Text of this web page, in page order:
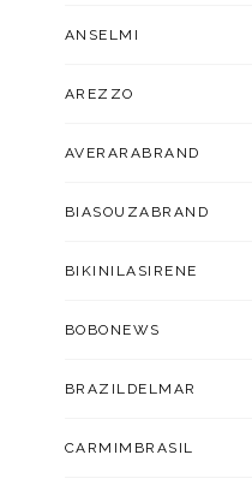
ANSELMI
AREZZO
AVERARABRAND
BIASOUZABRAND
BIKINILASIRENE
BOBONEWS
BRAZILDELMAR
CARMIMBRASIL